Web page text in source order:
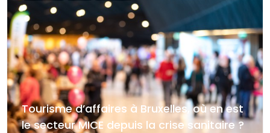
Tourisme d’affaires à Bruxelles, où en est
le secteur MICE depuis la crise sanitaire ?